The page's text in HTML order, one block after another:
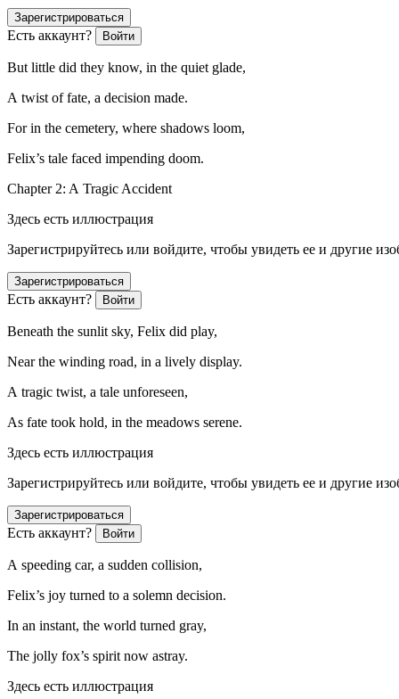
Зарегистрироваться
Есть аккаунт? Войти
But little did they know, in the quiet glade,
A twist of fate, a decision made.
For in the cemetery, where shadows loom,
Felix’s tale faced impending doom.
Chapter 2: A Tragic Accident
Здесь есть иллюстрация
Зарегистрируйтесь или войдите, чтобы увидеть ее и другие
Зарегистрироваться
Есть аккаунт? Войти
Beneath the sunlit sky, Felix did play,
Near the winding road, in a lively display.
A tragic twist, a tale unforeseen,
As fate took hold, in the meadows serene.
Здесь есть иллюстрация
Зарегистрируйтесь или войдите, чтобы увидеть ее и другие
Зарегистрироваться
Есть аккаунт? Войти
A speeding car, a sudden collision,
Felix’s joy turned to a solemn decision.
In an instant, the world turned gray,
The jolly fox’s spirit now astray.
Здесь есть иллюстрация